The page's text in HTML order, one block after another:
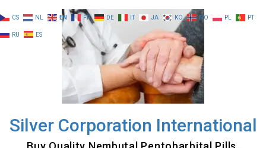
to
content
Silver Corporation International
CS NL EN FR DE IT JA KO NO PL PT
RU ES